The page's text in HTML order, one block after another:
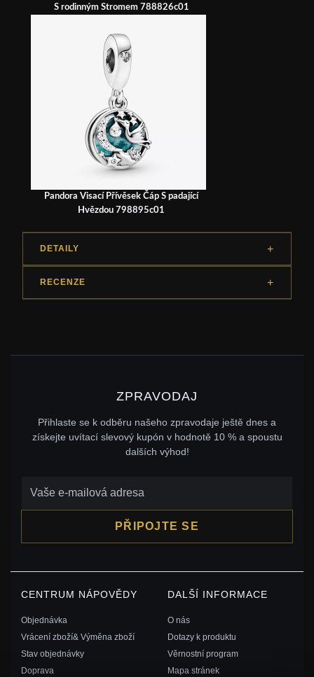
S rodinným Stromem 788826c01
Pandora Visací Přívěsek Čáp S padající
Hvězdou 798895c01
DETAILY
RECENZE
ZPRAVODAJ
Přihlaste se k odběru našeho zpravodaje ještě dnes a
získejte uvítací slevový kupón v hodnotě 10 % a spoustu
dalších výhod!
PŘIPOJTE SE
CENTRUM NÁPOVĚDY
Objednávka
Vrácení zboží& Výměna zboží
Stav objednávky
Doprava
DALŠÍ INFORMACE
O nás
Dotazy k produktu
Věrnostní program
Mapa stránek